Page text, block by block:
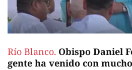
Río Blanco. Obispo Daniel
gente ha venido con